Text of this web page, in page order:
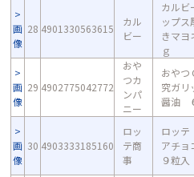
画
像
28 4901330563615
カル
ビー
カルビ
ップス
きマヨ
ｇ
画
像
29 4902775042772
おや
つカ
ンパ
ニー
おや
究ガリ
醤油
画
像
30 4903333185160
ロッ
テ商
事
ロッ
アチ
９粒入